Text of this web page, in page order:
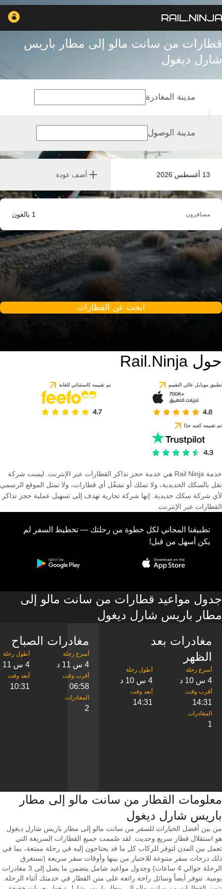
قطارات من سانت مالو إلى مطار باريس
شارل ديغول
13 أغسطس 2026 أضف عودة
مدينة المغادرة
مدينة الوصول
مسافرون 1 بالغون
ابحث عن القطارات
حول Rail.Ninja
تطبيق موبايل عالي التقييم تم تقييمه كاستثنائي للغاية
تم تقييمه كجيد جدًا
خدمة Rail Ninja هي خدمة حجز تذاكر القطارات عبر الإنترنت. ليست شركة
نقل بالسكك الحديدية، ولا تملك أو تشغّل أي قطارات، ولا تمثل الموقع الرسمي
لأي شركة سكك حديدية. إنها شركة تجارية تهدف إلى تسهيل عملية حجز تذاكر
القطارات عبر الإنترنت.
تطبيقنا المجاني لكل خطوة من رحلتك — تخطيط السفر لم
يكن أسهل من قبل!
جدول مواعيد قطارات من سانت مالو إلى
مطار باريس شارل ديغول
مغادرات بعد
الظهر
4 س 10 د 4 س 10 د
14:31
14:31
1
مغادرات الصباح
4 س 11 د 4 س 11 د
06:58
10:31
2
معلومات القطار من ‎سانت مالو إلى ‎مطار
باريس شارل ديغول
من بين أفضل الخيارات للسفر من سانت مالو إلى مطار باريس شارل ديغول
هو استقلال قطار سريع وحديث. لقد صُممت جميع القطارات السريعة التي
تعمل بين المدن لتوفر للركاب كل ما قد يحتاجون إليه في رحلة ممتعة، بما في
ذلك درجات سفر متنوعة للاختيار من بينها وأوقات سفر سريعة (تستغرق
الرحلة حوالي 4 ساعات) وجدول مواعيد شامل يتضمن ما يصل إلى 3 مغادرات
يومية. تتوفر أيضاً وسائل راحة رائعة على متن القطار في خدمتك أثناء الرحلة.